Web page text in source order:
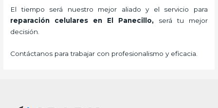
El tiempo será nuestro mejor aliado y el servicio para
reparación celulares
en El Panecillo, será tu mejor
decisión.
Contáctanos para trabajar con profesionalismo y eficacia.